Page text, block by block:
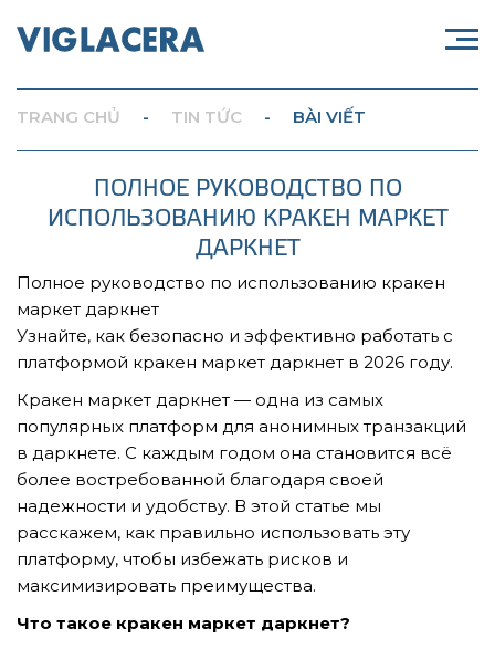
TẢI E-BROCHURE
TƯ VẤN MIỄN PHÍ VỀ SẢN PHẨM
TRANG CHỦ - TIN TỨC - BÀI VIẾT
ПОЛНОЕ РУКОВОДСТВО ПО
ИСПОЛЬЗОВАНИЮ КРАКЕН МАРКЕТ
ДАРКНЕТ
Полное руководство по использованию кракен
маркет даркнет
Узнайте, как безопасно и эффективно работать с
платформой кракен маркет даркнет в 2026 году.
Кракен маркет даркнет — одна из самых
популярных платформ для анонимных транзакций
в даркнете. С каждым годом она становится всё
более востребованной благодаря своей
надежности и удобству. В этой статье мы
расскажем, как правильно использовать эту
платформу, чтобы избежать рисков и
максимизировать преимущества.
Что такое кракен маркет даркнет?